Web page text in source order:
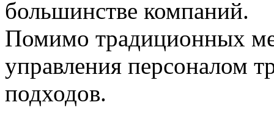
большинстве компаний.
Помимо традиционных
управления персоналом
подходов.